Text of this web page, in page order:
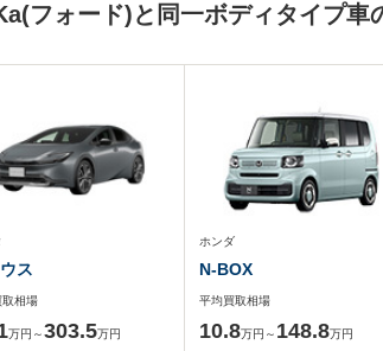
フォード)と同一ボディタイプ車
ス
取相場
万円～303.5万円
ホンダ
N-BOX
平均買取相場
10.8万円～ 148.8万円